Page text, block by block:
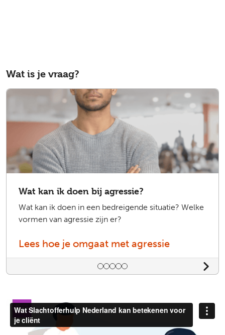
Wat is je vraag?
Wat kan ik doen bij agressie?
Wat kan ik doen in een bedreigende situatie? Welke
vormen van agressie zijn er?
Lees hoe je omgaat met agressie
Bedieningselementen voor